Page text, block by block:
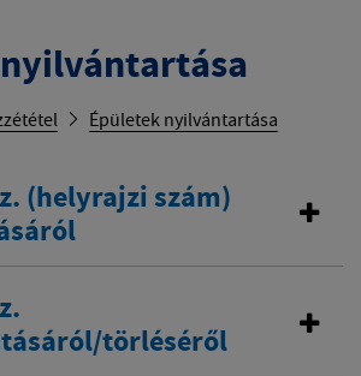
Épületek nyilvántartása
(helyrajzi szám)
törléséről